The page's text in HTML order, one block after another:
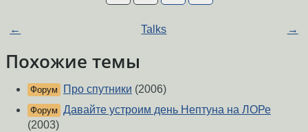
← Talks →
Похожие темы
Форум Про спутники (2006)
Форум Давайте устроим день Нептуна на ЛОРе
(2003)